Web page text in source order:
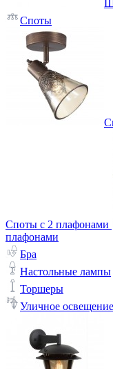
Споты
Споты с 2 плафонами
плафонами
Бра
Настольные лампы
Торшеры
Уличное освещение